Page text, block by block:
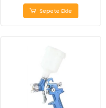
Sepete Ekle